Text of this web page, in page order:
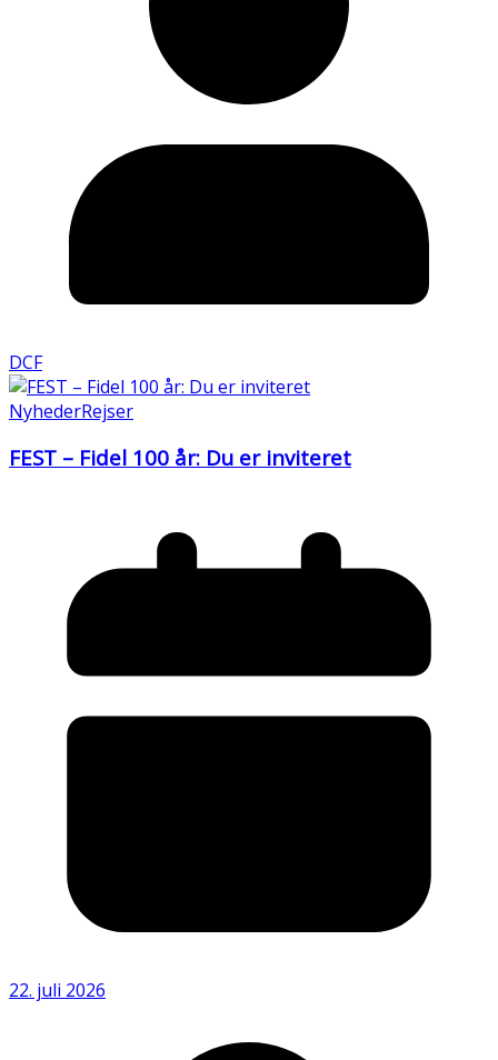
DCF
NyhederRejser
FEST – Fidel 100 år: Du er inviteret
22. juli 2026